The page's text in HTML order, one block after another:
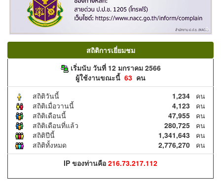
สถิติการเยี่ยมชม
เริ่มนับ วันที่ 12 มกราคม 2566
ผู้ใช้งานขณะนี้ 63 คน
สถิติวันนี้
1,234 คน
สถิติเมื่อวานนี้
4,123 คน
สถิติเดือนนี้
47,955 คน
สถิติเดือนที่แล้ว
280,725 คน
สถิติปีนี้
1,341,643 คน
สถิติทั้งหมด
2,776,270 คน
IP ของท่านคือ 216.73.217.112